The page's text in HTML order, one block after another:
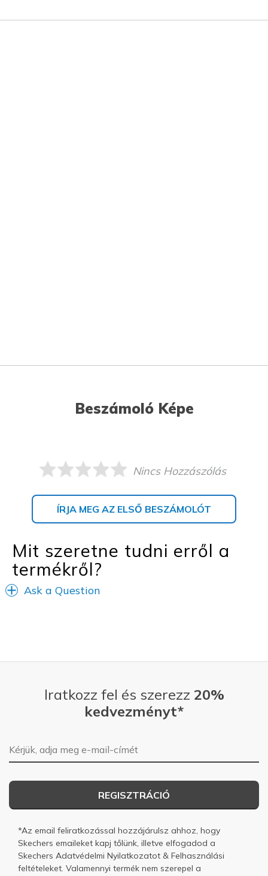
Beszámoló Képe
Nincs Hozzászólás
ÍRJA MEG AZ ELSŐ BESZÁMOLÓT
Mit szeretne tudni erről a
termékről?
Ask a Question
Iratkozz fel és szerezz 20%
kedvezményt*
E-mail-cím
REGISZTRÁCIÓ
*Az email feliratkozással hozzájárulsz ahhoz, hogy
Skechers emaileket kapj tőlünk, illetve elfogadod a
Skechers Adatvédelmi Nyilatkozatot & Felhasználási
feltételeket. Valamennyi termék nem szerepel a